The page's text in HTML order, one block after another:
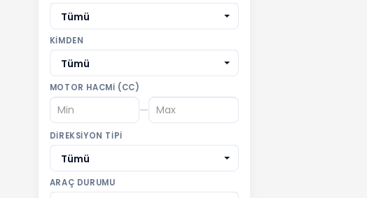
Tümü
KIMDEN
Tümü
MOTOR HACMI (CC)
—
DIREKSIYON TIPI
Tümü
ARAÇ DURUMU